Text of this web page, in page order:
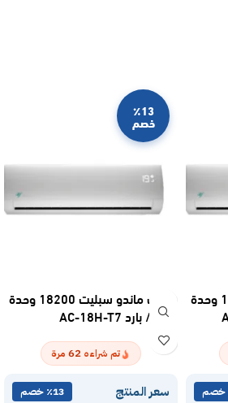
مكيف ماندو سبليت 18000 وحدة
٪13
خصم
مكيف ماندو سبليت 18200 وحدة
– حار / بارد AC-18H-T7
تم شراءه 62 مرة
سعر المنتج ٪13 خصم